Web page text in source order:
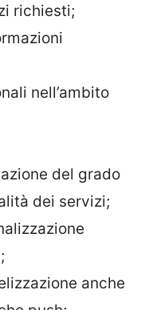
richiesti;
nell’ambito
del grado
dei servizi;
anche